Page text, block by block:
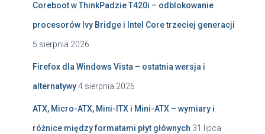
Coreboot w ThinkPadzie T420i – odblokowanie
procesorów Ivy Bridge i Intel Core trzeciej generacji
5 sierpnia 2026
Firefox dla Windows Vista – ostatnia wersja i
alternatywy4 sierpnia 2026
ATX, Micro-ATX, Mini-ITX i Mini-ATX – wymiary i
różnice między formatami płyt głównych 31 lipca